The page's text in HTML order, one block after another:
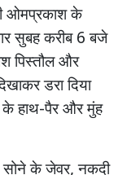
ओमप्रकाश के
सुबह करीब6बजे
पिस्तौल और
डरा दिया
के हाथ-पैर और मुंह
सोने के जेवर,नकदी